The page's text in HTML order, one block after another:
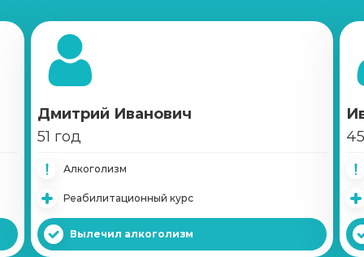
от 2 500 ₽/сеанс Записаться
Дмитрий Иванович
51 год
Алкоголизм
Реабилитационный курс
Вылечил алкоголизм